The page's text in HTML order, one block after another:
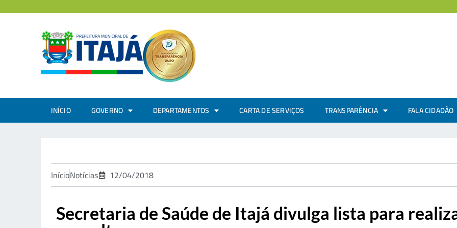
INÍCIO GOVERNO DEPARTAMENTOS CARTA DE SERVIÇOS TRANSPARÊNCIA FALA CIDADÃO
InícioNotícias 12/04/2018
Secretaria de Saúde de Itajá divulga lista para